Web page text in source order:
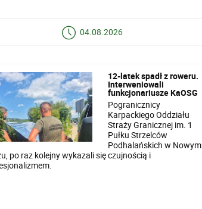
04.08.2026
12-latek spadł z roweru.
Interweniowali
funkcjonariusze KaOSG
Pogranicznicy
Karpackiego Oddziału
Straży Granicznej im. 1
Pułku Strzelców
Podhalańskich w Nowym
po raz kolejny wykazali się czujnością i